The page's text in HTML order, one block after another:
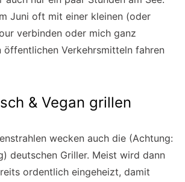
Juni oft mit einer kleinen (oder
verbinden oder mich ganz
öffentlichen Verkehrsmitteln fahren
& Vegan grillen
wecken auch die (Achtung:
deutschen Griller. Meist wird dann
ordentlich eingeheizt, damit